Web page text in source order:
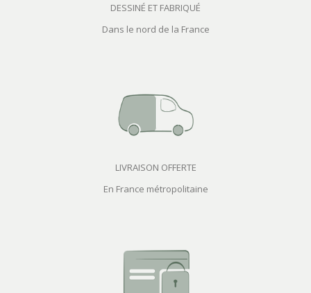
DESSINÉ ET FABRIQUÉ
Dans le nord de la France
LIVRAISON OFFERTE
En France métropolitaine